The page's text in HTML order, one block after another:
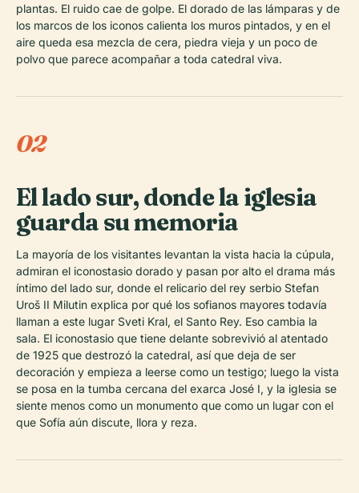
plantas. El ruido cae de golpe. El dorado de las lámparas y de
los marcos de los iconos calienta los muros pintados, y en el
aire queda esa mezcla de cera, piedra vieja y un poco de
polvo que parece acompañar a toda catedral viva.
02
El lado sur, donde la iglesia
guarda su memoria
La mayoría de los visitantes levantan la vista hacia la cúpula,
admiran el iconostasio dorado y pasan por alto el drama más
íntimo del lado sur, donde el relicario del rey serbio Stefan
Uroš II Milutin explica por qué los sofianos mayores todavía
llaman a este lugar Sveti Kral, el Santo Rey. Eso cambia la
sala. El iconostasio que tiene delante sobrevivió al atentado
de 1925 que destrozó la catedral, así que deja de ser
decoración y empieza a leerse como un testigo; luego la vista
se posa en la tumba cercana del exarca José I, y la iglesia se
siente menos como un monumento que como un lugar con el
que Sofía aún discute, llora y reza.